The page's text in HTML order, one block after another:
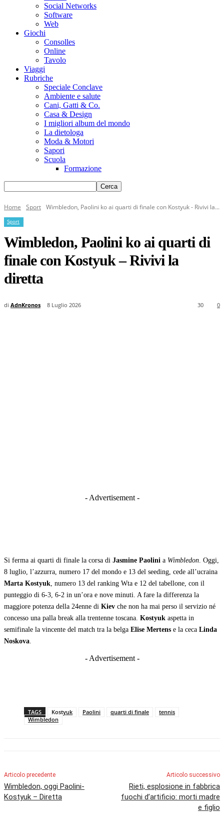
Social Networks
Software
Web
Giochi
Consolles
Online
Tavolo
Viaggi
Rubriche
Speciale Conclave
Ambiente e salute
Cani, Gatti & Co.
Casa & Design
I migliori album del mondo
La dietologa
Moda & Motori
Sapori
Scuola
Formazione
Home Sport Wimbledon, Paolini ko ai quarti di finale con Kostyuk - Rivivi la...
Sport
Wimbledon, Paolini ko ai quarti di
finale con Kostyuk – Rivivi la
diretta
di AdnKronos 8 Luglio 2026 0
30
- Advertisement -
Si ferma ai quarti di finale la corsa di Jasmine Paolini a Wimbledon. Oggi,
8 luglio, l’azzurra, numero 17 del mondo e 13 del seeding, cede all’ucraina
Marta Kostyuk, numero 13 del ranking Wta e 12 del tabellone, con il
punteggio di 6-3, 6-2 in un’ora e nove minuti. A fare la differenza la
maggiore potenza della 24enne di Kiev che non ha mai perso il servizio né
concesso una palla break alla trentenne toscana. Kostyuk aspetta in
semifinale la vincente del match tra la belga Elise Mertens e la ceca Linda
Noskova.
- Advertisement -
TAGS Kostyuk Paolini quarti di finale
tennis
Wimbledon
Articolo precedente
Wimbledon, oggi Paolini-
Kostyuk – Diretta
Articolo successivo
Rieti, esplosione in fabbrica
fuochi d’artificio: morti madre
e figlio